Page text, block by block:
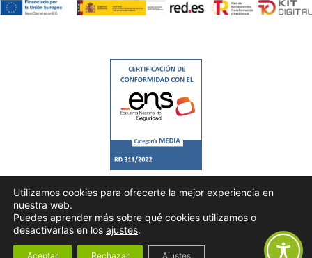
Todos los derechos © 2026 |
Política de Privacidad
|Aviso Legal| Política de Cookies
Utilizamos cookies para ofrecerte la mejor experiencia en
nuestra web.
Puedes aprender más sobre qué cookies utilizamos o
desactivarlas en los ajustes.
Aceptar Rechazar Ajustes